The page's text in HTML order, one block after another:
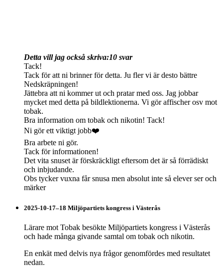
Detta vill jag också skriva:10 svar
Tack!
Tack för att ni brinner för detta. Ju fler vi är desto bättre
Nedskräpningen!
Jättebra att ni kommer ut och pratar med oss. Jag jobbar
mycket med detta på bildlektionerna. Vi gör affischer osv mot
tobak.
Bra information om tobak och nikotin! Tack!
Ni gör ett viktigt jobb❤️
Bra arbete ni gör.
Tack för informationen!
Det vita snuset är förskräckligt eftersom det är så förrädiskt
och inbjudande.
Obs tycker vuxna får snusa men absolut inte så elever ser och
märker
2025-10-17–18 Miljöpartiets kongress i Västerås
Lärare mot Tobak besökte Miljöpartiets kongress i Västerås
och hade många givande samtal om tobak och nikotin.
En enkät med delvis nya frågor genomfördes med resultatet
nedan.